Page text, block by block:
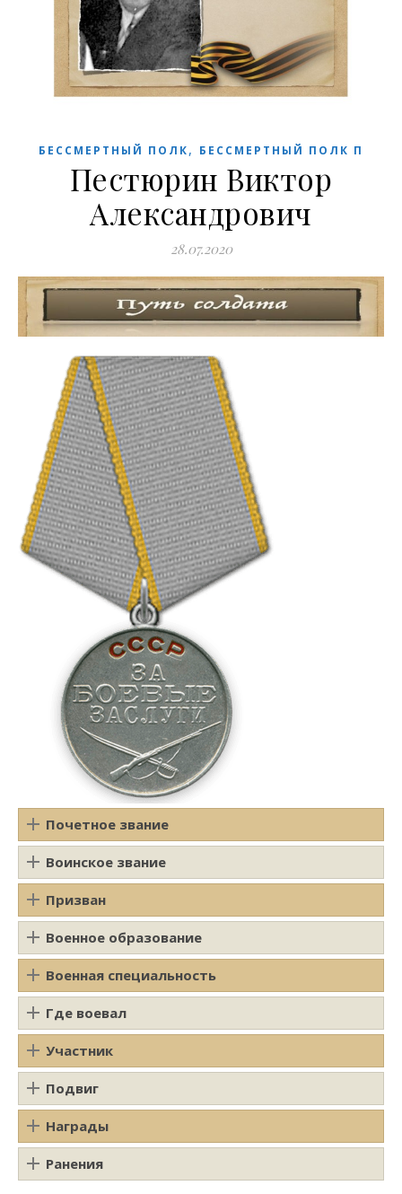
БЕССМЕРТНЫЙ ПОЛК, БЕССМЕРТНЫЙ ПОЛК П
Пестюрин Виктор
Александрович
28.07.2020
Почетное звание
Воинское звание
Призван
Военное образование
Военная специальность
Где воевал
Участник
Подвиг
Награды
Ранения